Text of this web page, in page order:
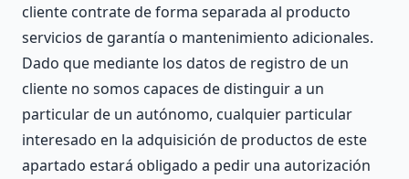
cliente contrate de forma separada al producto
servicios de garantía o mantenimiento adicionales.
Dado que mediante los datos de registro de un
cliente no somos capaces de distinguir a un
particular de un autónomo, cualquier particular
interesado en la adquisición de productos de este
apartado estará obligado a pedir una autorización